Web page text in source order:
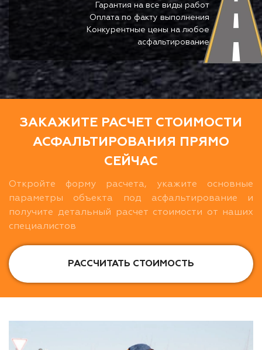
Гарантия на все виды работ
Оплата по факту выполнения
Конкурентные цены на любое
асфальтирование
ЗАКАЖИТЕ РАСЧЕТ СТОИМОСТИ
АСФАЛЬТИРОВАНИЯ ПРЯМО
СЕЙЧАС
Откройте форму расчета, укажите основные
параметры объекта под асфальтирование и
получите детальный расчет стоимости от наших
специалистов
РАССЧИТАТЬ СТОИМОСТЬ